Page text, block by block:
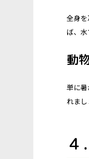
全身
ば、
動
単に
れま